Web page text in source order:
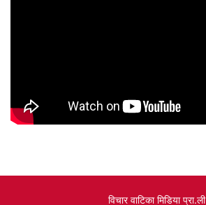
विचार वाटिका मिडिया प्रा.ली